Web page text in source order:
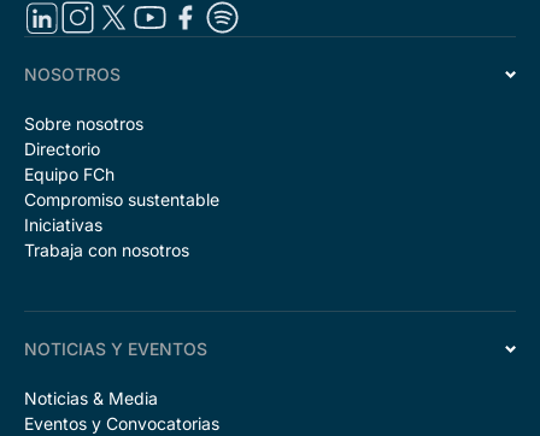
NOSOTROS
Sobre nosotros
Directorio
Equipo FCh
Compromiso sustentable
Iniciativas
Trabaja con nosotros
NOTICIAS Y EVENTOS
Noticias & Media
Eventos y Convocatorias